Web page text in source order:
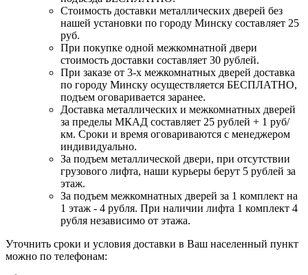
Стоимость доставки металлических дверей без
нашей установки по городу Минску составляет 25
руб.
При покупке одной межкомнатной двери
стоимость доставки составляет 30 рублей.
При заказе от 3-х межкомнатных дверей доставка
по городу Минску осуществляется БЕСПЛАТНО,
подъем оговаривается заранее.
Доставка металлических и межкомнатных дверей
за пределы МКАД составляет 25 рублей + 1 руб/
км. Сроки и время оговариваются с менеджером
индивидуально.
За подъем металлической двери, при отсутствии
грузового лифта, наши курьеры берут 5 рублей за
этаж.
За подъем межкомнатных дверей за 1 комплект на
1 этаж - 4 рубля. При наличии лифта 1 комплект 4
рубля независимо от этажа.
Уточнить сроки и условия доставки в Ваш населенный пункт
можно по телефонам: